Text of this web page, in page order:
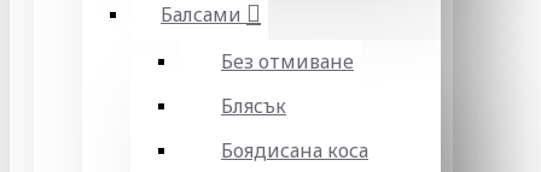
Балсами
Без отмиване
Блясък
Боядисана коса